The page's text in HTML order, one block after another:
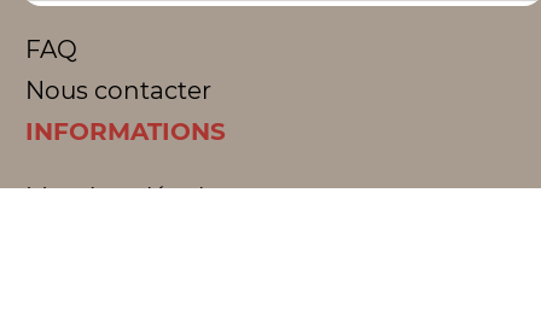
FAQ
Nous contacter
INFORMATIONS
Mentions légales